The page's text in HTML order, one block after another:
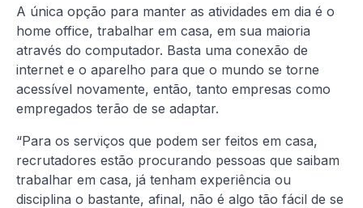
A única opção para manter as atividades em dia é o
home office, trabalhar em casa, em sua maioria
através do computador. Basta uma conexão de
internet e o aparelho para que o mundo se torne
acessível novamente, então, tanto empresas como
empregados terão de se adaptar.
“Para os serviços que podem ser feitos em casa,
recrutadores estão procurando pessoas que saibam
trabalhar em casa, já tenham experiência ou
disciplina o bastante, afinal, não é algo tão fácil de se